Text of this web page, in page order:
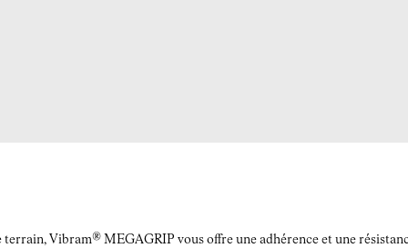
Vibram® MEGAGRIP vous offre une adhérence et une